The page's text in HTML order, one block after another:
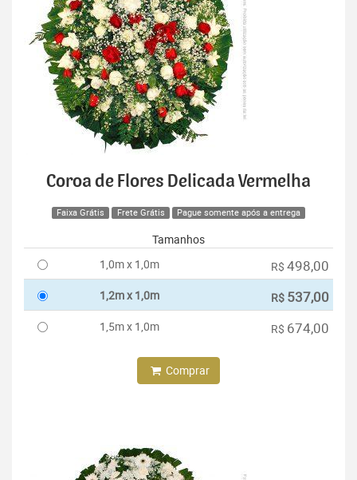
Coroa de Flores Delicada Vermelha
Faixa Grátis Frete Grátis Pague somente após a entrega
Tamanhos
1,0m x 1,0m
R$ 498,00
1,2m x 1,0m R$ 537,00
1,5m x 1,0m R$ 674,00
Comprar